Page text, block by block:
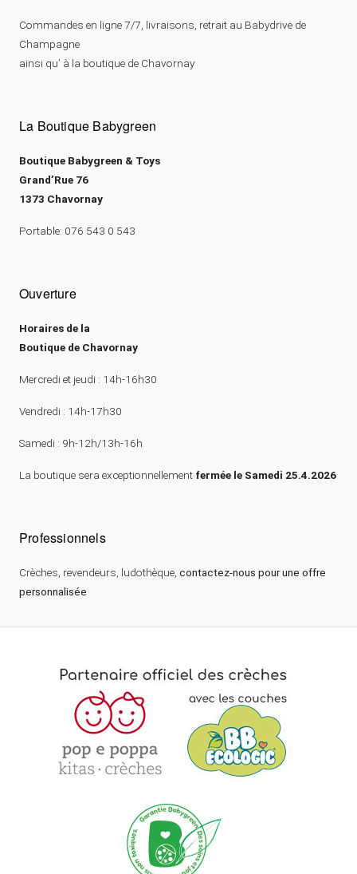
Commandes en ligne 7/7, livraisons, retrait au Babydrive de
Champagne
ainsi qu’ à la boutique de Chavornay
La Boutique Babygreen
Boutique Babygreen & Toys
Grand’Rue 76
1373 Chavornay
Portable: 076 543 0 543
Ouverture
Horaires de la
Boutique de Chavornay
Mercredi et jeudi : 14h-16h30
Vendredi : 14h-17h30
Samedi : 9h-12h/13h-16h
La boutique sera exceptionnellement fermée le Samedi 25.4.2026
Professionnels
Crèches, revendeurs, ludothèque, contactez-nous pour une offre
personnalisée